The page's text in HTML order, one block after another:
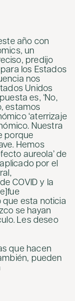
año con
un
predijo
los Estados
nos
Unidos
es, ‘No,
estamos
‘aterrizaje
Nuestra
porque
Hemos
aureola’ de
por el
COVID y la
que esta noticia
se hayan
Les deseo
que hacen
pueden